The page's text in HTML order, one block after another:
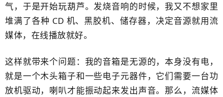
气，于是开始玩葫芦。发烧音响的时候，我又不想家里
堆满了各种 CD 机、黑胶机、储存器，决定音源就用流
媒体，在线播放就好。
这样就带来个问题：我的音箱是无源的，本身没有电，
就是一个木头箱子和一些电子元器件，它们需要一台功
放机驱动，喇叭才能振动起来发出声音。那么，流媒体